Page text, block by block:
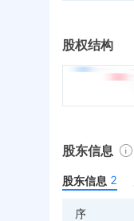
股权结构
股东信息
股东信息 2
序